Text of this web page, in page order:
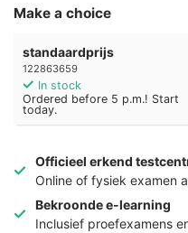
Make a choice
standaardprijs
122863659
In stock
Ordered before 5 p.m.! Start
today.
Officieel erkend
Online of fysiek examen
Bekroonde e-learning
Inclusief proefexamens